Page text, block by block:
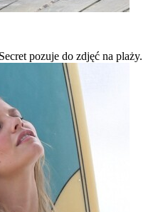
pozuje do zdjęć na plaży.